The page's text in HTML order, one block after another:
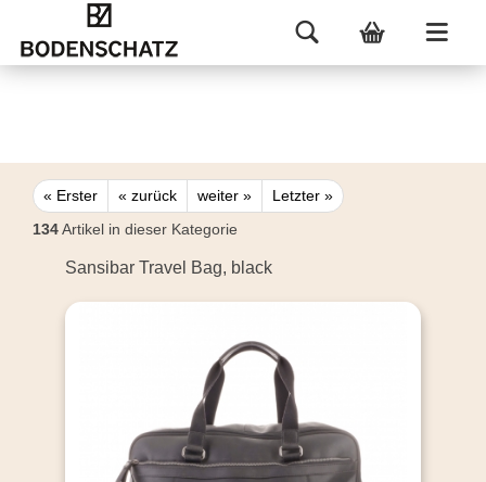
« Erster « zurück weiter »
Letzter »
134Artikel in dieser Kategorie
Sansibar Travel Bag, black